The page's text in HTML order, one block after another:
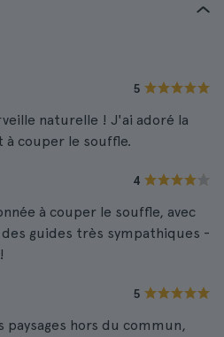
5
naturelle ! J'ai adoré la
à couper le souffle.
4
à couper le souffle, avec
guides très sympathiques -
5
paysages hors du commun,